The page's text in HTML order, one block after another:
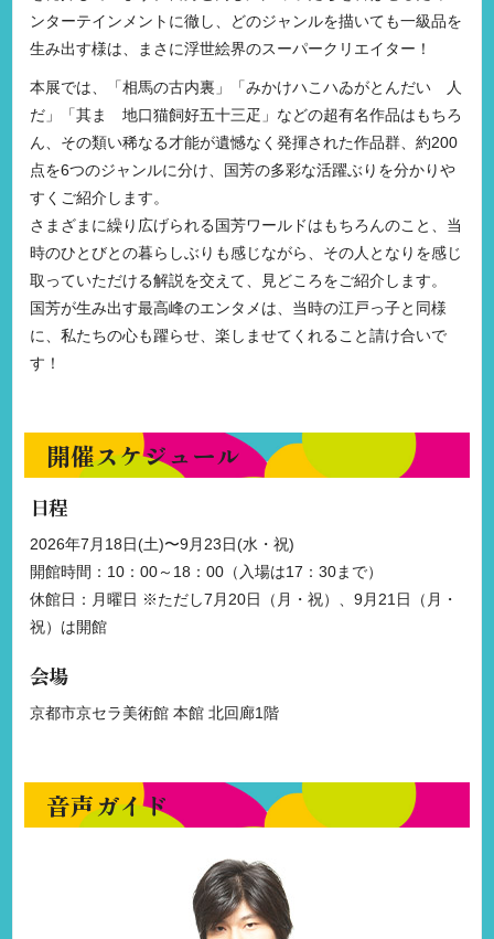
ンターテインメントに徹し、どのジャンルを描いても一級品を
生み出す様は、まさに浮世絵界のスーパークリエイター！
本展では、「相馬の古内裏」「みかけハこハゐがとんだいゝ人
だ」「其まゝ地口猫飼好五十三疋」などの超有名作品はもちろ
ん、その類い稀なる才能が遺憾なく発揮された作品群、約200
点を6つのジャンルに分け、国芳の多彩な活躍ぶりを分かりや
すくご紹介します。
さまざまに繰り広げられる国芳ワールドはもちろんのこと、当
時のひとびとの暮らしぶりも感じながら、その人となりを感じ
取っていただける解説を交えて、見どころをご紹介します。
国芳が生み出す最高峰のエンタメは、当時の江戸っ子と同様
に、私たちの心も躍らせ、楽しませてくれること請け合いで
す！
開催スケジュール
日程
2026年7月18日(土)〜9月23日(水・祝)
開館時間：10：00～18：00（入場は17：30まで）
休館日：月曜日 ※ただし7月20日（月・祝）、9月21日（月・
祝）は開館
会場
京都市京セラ美術館 本館 北回廊1階
音声ガイド